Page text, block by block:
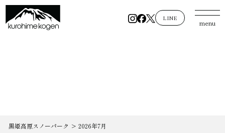
LINE
menu
黒姫高原スノーパーク > 2026年7月